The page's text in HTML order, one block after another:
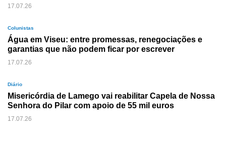
17.07.26
Colunistas
Água em Viseu: entre promessas, renegociações e
garantias que não podem ficar por escrever
17.07.26
Diário
Misericórdia de Lamego vai reabilitar Capela de Nossa
Senhora do Pilar com apoio de 55 mil euros
17.07.26